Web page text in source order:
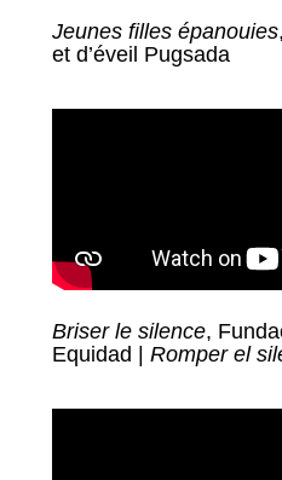
Jeunes filles épanouies
et d’éveil Pugsada
Briser le silence,
Equidad | Romper el